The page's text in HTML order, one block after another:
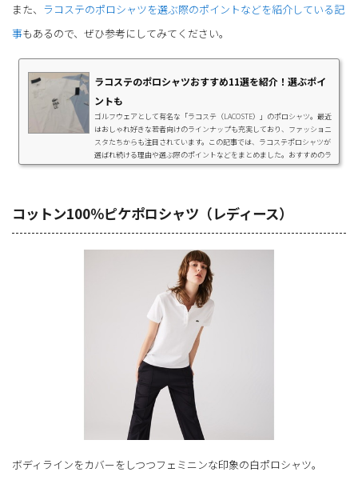
また、 ラコステのポロシャツを選ぶ際のポイントなどを紹介している記
事もあるので、ぜひ参考にしてみてください。
ラコステのポロシャツおすすめ11選を紹介！選ぶポイ
ントも
ゴルフウェアとして有名な「ラコステ（LACOSTE）」のポロシャツ。最近
はおしゃれ好きな若者向けのラインナップも充実しており、ファッショニ
スタたちからも注目されています。この記事では、ラコステポロシャツが
選ばれ続ける理由や選ぶ際のポイントなどをまとめました。おすすめのラ
コステポロシャツも厳選して紹介するので、気になる方はぜひチェックし
袖シャツの袖を切って半袖にしたことが...
コットン100％ピケポロシャツ（レディース）
ボディラインをカバーをしつつフェミニンな印象の白ポロシャツ。